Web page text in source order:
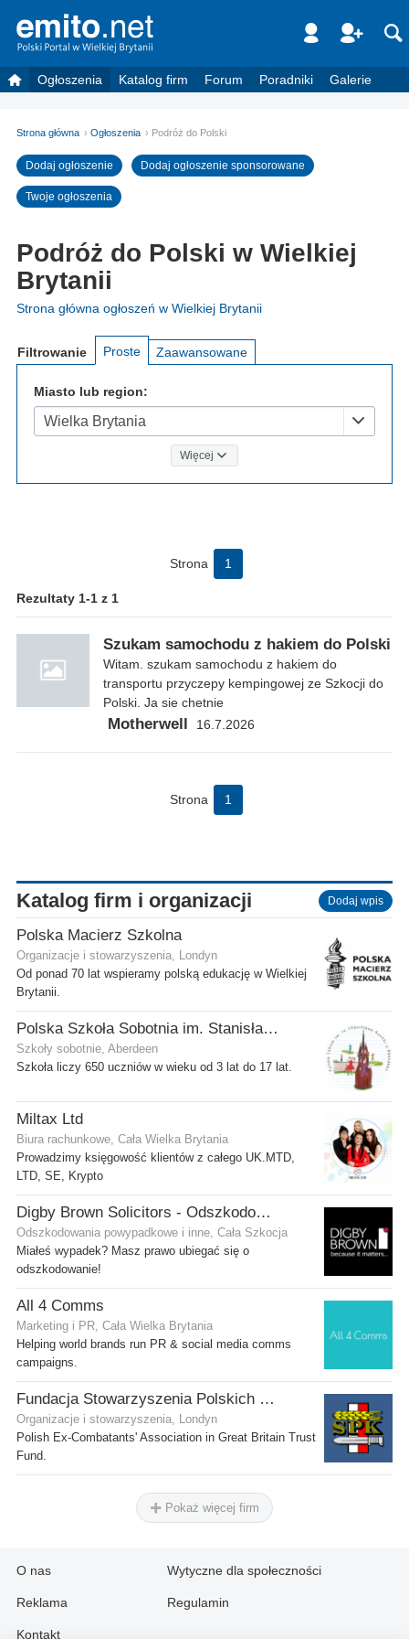
Ogłoszenia Katalog firm Forum Poradniki Galerie
Strona główna Ogłoszenia Podróż do Polski
Dodaj ogłoszenie Dodaj ogłoszenie sponsorowane
Twoje ogłoszenia
Podróż do Polski w Wielkiej
Brytanii
Strona główna ogłoszeń w Wielkiej Brytanii
Filtrowanie Proste Zaawansowane
Miasto lub region:
Wielka Brytania
Więcej
Strona 1
Rezultaty 1-1 z 1
Szukam samochodu z hakiem do Polski
Witam. szukam samochodu z hakiem do
transportu przyczepy kempingowej ze Szkocji do
Polski. Ja sie chetnie
Motherwell 16.7.2026
Strona 1
Katalog firm i organizacji Dodaj wpis
Polska Macierz Szkolna
Organizacje i stowarzyszenia, Londyn
Od ponad 70 lat wspieramy polską edukację w Wielkiej
Brytanii.
Polska Szkoła Sobotnia im. Stanisława Kostki
Szkoły sobotnie, Aberdeen
Szkoła liczy 650 uczniów w wieku od 3 lat do 17 lat.
Miltax Ltd
Biura rachunkowe, Cała Wielka Brytania
Prowadzimy księgowość klientów z całego UK.MTD,
LTD, SE, Krypto
Digby Brown Solicitors - Odszkodowania w Szkocji
Odszkodowania powypadkowe i inne, Cała Szkocja
Miałeś wypadek? Masz prawo ubiegać się o
odszkodowanie!
All 4 Comms
Marketing i PR, Cała Wielka Brytania
Helping world brands run PR & social media comms
campaigns.
Fundacja Stowarzyszenia Polskich Kombatantów w Wielkiej Brytanii
Organizacje i stowarzyszenia, Londyn
Polish Ex-Combatants' Association in Great Britain Trust
Fund.
Pokaż więcej firm
O nas
Reklama
Kontakt
Wytyczne dla społeczności
Regulamin